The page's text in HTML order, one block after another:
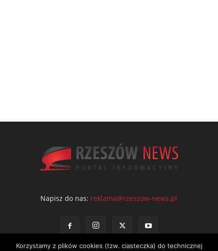
Napisz do nas: reklama@rzeszow-news.pl
Korzystamy z plików cookies (tzw. ciasteczka) do technicznej